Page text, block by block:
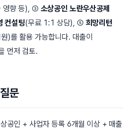
영향 등), ③ 소상공인 노란우산공제
컨설팅(무료 1:1 상담), ⑤ 희망리턴
)를 활용 가능합니다. 대출이
먼저 검토.
문
공인 + 사업자 등록 6개월 이상 + 매출